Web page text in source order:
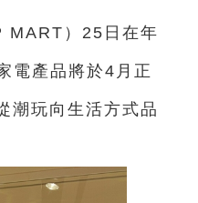
MART）25日在年
電產品將於4月正
潮玩向生活方式品